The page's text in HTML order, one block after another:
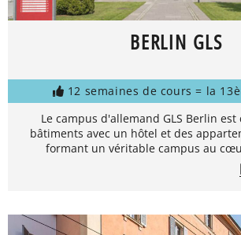
BERLIN GLS
12 semaines de cours = la
Le campus d'allemand GLS Berlin est
bâtiments avec un hôtel et des
formant un véritable campus au